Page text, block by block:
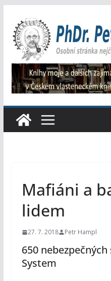
obsah
Mafiáni a
lidem
27. 7. 2018 Petr Hampl
650
System